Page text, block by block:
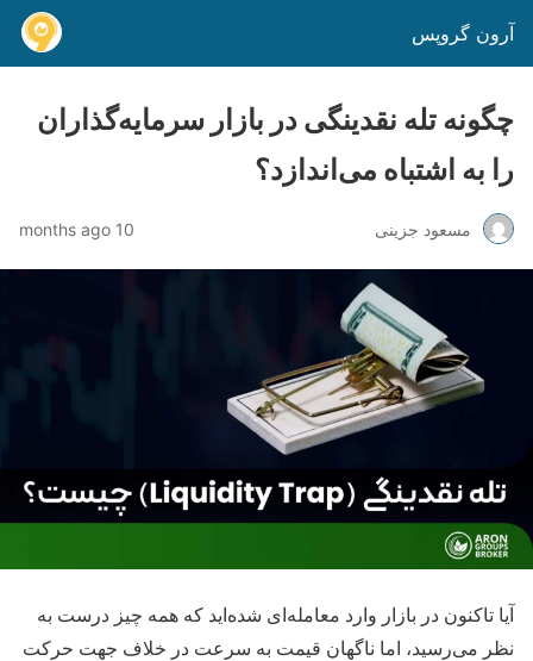
آرون گروپس
چگونه تله نقدینگی در بازار سرمایه‌گذاران
را به اشتباه می‌اندازد؟
مسعود جزینی 10 months ago
آیا تاکنون در بازار وارد معامله‌ای شده‌اید که همه‌ چیز درست به‌
نظر می‌رسید، اما ناگهان قیمت به‌ سرعت در خلاف جهت حرکت